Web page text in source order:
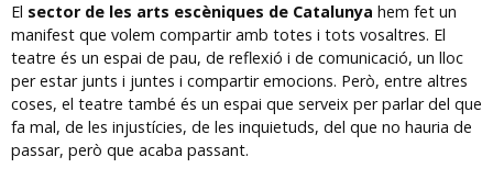
El sector de les arts escèniques de Catalunya hem fet un
manifest que volem compartir amb totes i tots vosaltres. El
teatre és un espai de pau, de reflexió i de comunicació, un lloc
per estar junts i juntes i compartir emocions. Però, entre altres
coses, el teatre també és un espai que serveix per parlar del que
fa mal, de les injustícies, de les inquietuds, del que no hauria de
passar, però que acaba passant.